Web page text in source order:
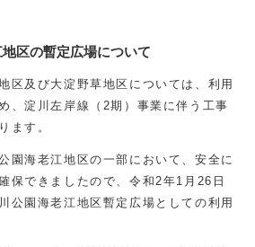
区の暫定広場について
区及び大淀野草地区については、利用
、淀川左岸線（2期）事業に伴う工事
ます。
園海老江地区の一部において、安全に
保できましたので、令和2年1月26日
公園海老江地区暫定広場としての利用